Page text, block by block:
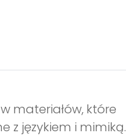
materiałów, które
z językiem i mimiką.